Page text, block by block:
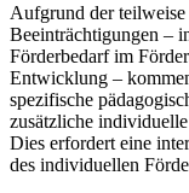
Aufgrund der
Beeinträchtigungen –
Förderbedarf im
Entwicklung –
spezifische
zusätzliche
Dies erfordert eine
des individuellen